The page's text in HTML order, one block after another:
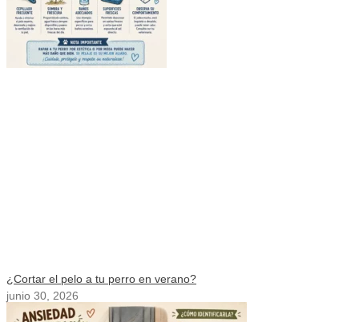
¿Cortar el pelo a tu perro en verano?
junio 30, 2026